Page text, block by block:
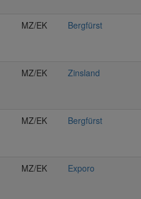
MZ/EK Bergfürst
MZ/EK Zinsland
MZ/EK Bergfürst
MZ/EK Exporo